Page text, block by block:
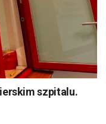
szpitalu.